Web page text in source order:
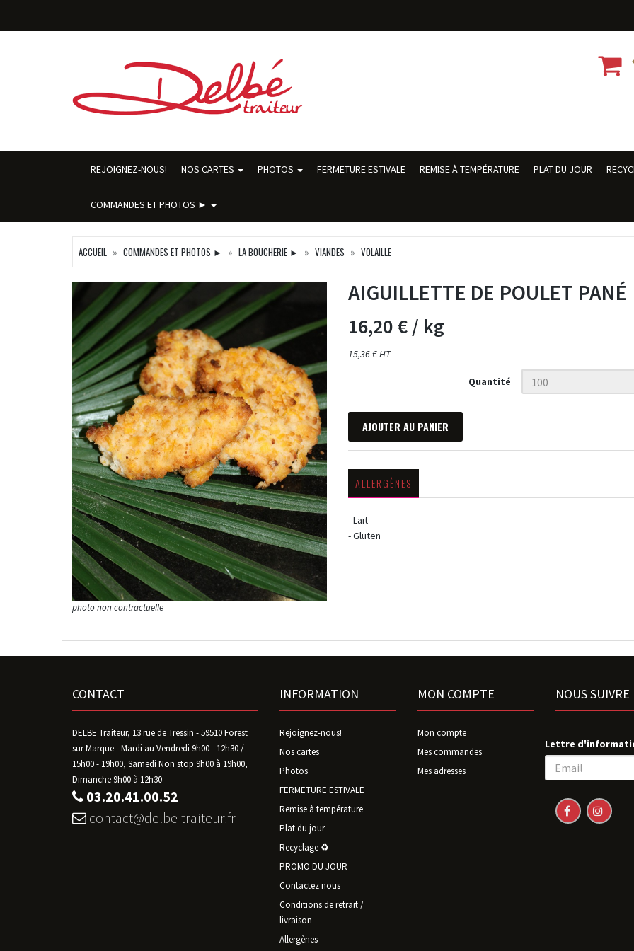
REJOIGNEZ-NOUS! NOS CARTES PHOTOS FERMETURE ESTIVALE REMISE À TEMPÉRATURE PLAT DU JOUR
COMMANDES ET PHOTOS ►
ACCUEIL COMMANDES ET PHOTOS ► LA BOUCHERIE ► VIANDES VOLAILLE
AIGUILLETTE DE POULET PANÉ
16,20 €/ kg
15,36 € HT
Quantité
AJOUTER AU PANIER
ALLERGÈNES
- Lait
- Gluten
CONTACT
DELBE Traiteur, 13 rue de Tressin - 59510 Forest
sur Marque - Mardi au Vendredi 9h00 - 12h30 /
15h00 - 19h00, Samedi Non stop 9h00 à 19h00,
Dimanche 9h00 à 12h30
03.20.41.00.52
contact@delbe-traiteur.fr
INFORMATION
Rejoignez-nous!
Nos cartes
Photos
FERMETURE ESTIVALE
Remise à température
Plat du jour
Recyclage ♻️
PROMO DU JOUR
Contactez nous
Conditions de retrait /
livraison
Allergènes
MON COMPTE
Mon compte
Mes commandes
Mes adresses
NOUS SUIVRE
Lettre